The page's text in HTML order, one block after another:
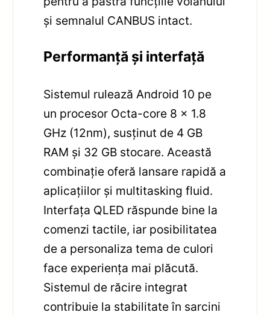
și semnalul CANBUS intact.
Performanță și interfață
Sistemul rulează Android 10 pe
un procesor Octa-core 8 x 1.8
GHz (12nm), susținut de 4 GB
RAM și 32 GB stocare. Această
combinație oferă lansare rapidă a
aplicațiilor și multitasking fluid.
Interfața QLED răspunde bine la
comenzi tactile, iar posibilitatea
de a personaliza tema de culori
face experiența mai plăcută.
Sistemul de răcire integrat
contribuie la stabilitate în sarcini